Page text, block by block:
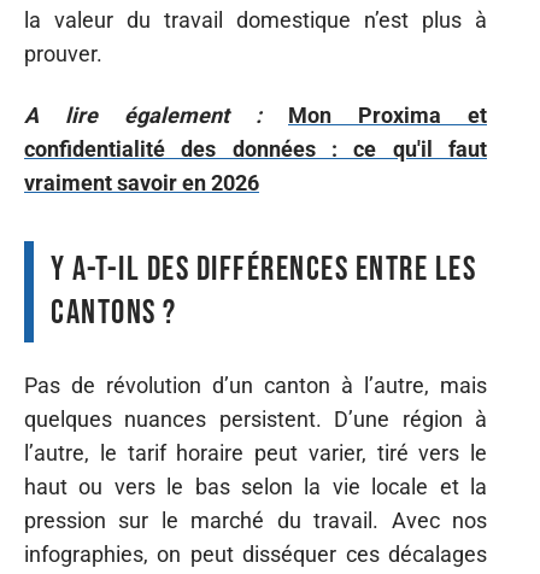
la valeur du travail domestique n’est plus à
prouver.
A lire également :
Mon Proxima et
confidentialité des données : ce qu'il faut
vraiment savoir en 2026
Y a-t-il des différences entre les
cantons ?
Pas de révolution d’un canton à l’autre, mais
quelques nuances persistent. D’une région à
l’autre, le tarif horaire peut varier, tiré vers le
haut ou vers le bas selon la vie locale et la
pression sur le marché du travail. Avec nos
infographies, on peut disséquer ces décalages